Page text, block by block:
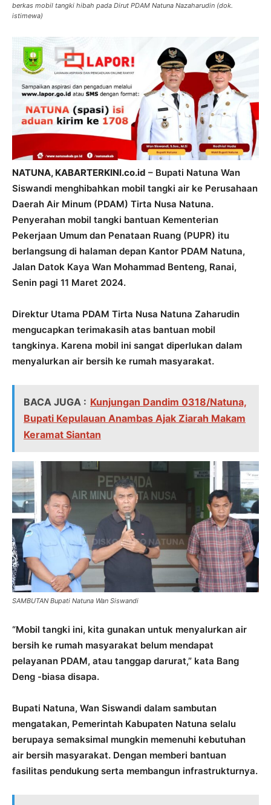
berkas mobil tangki hibah pada Dirut PDAM Natuna Nazaharudin (dok.
istimewa)
NATUNA, KABARTERKINI.co.id – Bupati Natuna Wan
Siswandi menghibahkan mobil tangki air ke Perusahaan
Daerah Air Minum (PDAM) Tirta Nusa Natuna.
Penyerahan mobil tangki bantuan Kementerian
Pekerjaan Umum dan Penataan Ruang (PUPR) itu
berlangsung di halaman depan Kantor PDAM Natuna,
Jalan Datok Kaya Wan Mohammad Benteng, Ranai,
Senin pagi 11 Maret 2024.
Direktur Utama PDAM Tirta Nusa Natuna Zaharudin
mengucapkan terimakasih atas bantuan mobil
tangkinya. Karena mobil ini sangat diperlukan dalam
menyalurkan air bersih ke rumah masyarakat.
BACA JUGA : Kunjungan Dandim 0318/Natuna,
Bupati Kepulauan Anambas Ajak Ziarah Makam
Keramat Siantan
SAMBUTAN Bupati Natuna Wan Siswandi
“Mobil tangki ini, kita gunakan untuk menyalurkan air
bersih ke rumah masyarakat belum mendapat
pelayanan PDAM, atau tanggap darurat,” kata Bang
Deng -biasa disapa.
Bupati Natuna, Wan Siswandi dalam sambutan
mengatakan, Pemerintah Kabupaten Natuna selalu
berupaya semaksimal mungkin memenuhi kebutuhan
air bersih masyarakat. Dengan memberi bantuan
fasilitas pendukung serta membangun infrastrukturnya.